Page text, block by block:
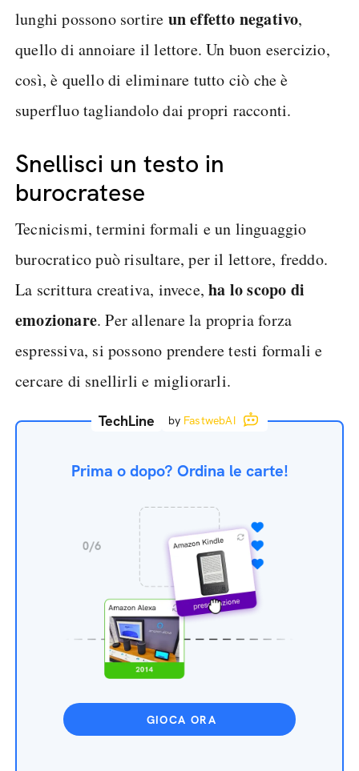
lunghi possono sortire un effetto negativo,
quello di annoiare il lettore. Un buon esercizio,
così, è quello di eliminare tutto ciò che è
superfluo tagliandolo dai propri racconti.
Snellisci un testo in
burocratese
Tecnicismi, termini formali e un linguaggio
burocratico può risultare, per il lettore, freddo.
La scrittura creativa, invece,ha lo scopo di
emozionare. Per allenare la propria forza
espressiva, si possono prendere testi formali e
cercare di snellirli e migliorarli.
TechLine by FastwebAI
Prima o dopo? Ordina le carte!
GIOCA ORA